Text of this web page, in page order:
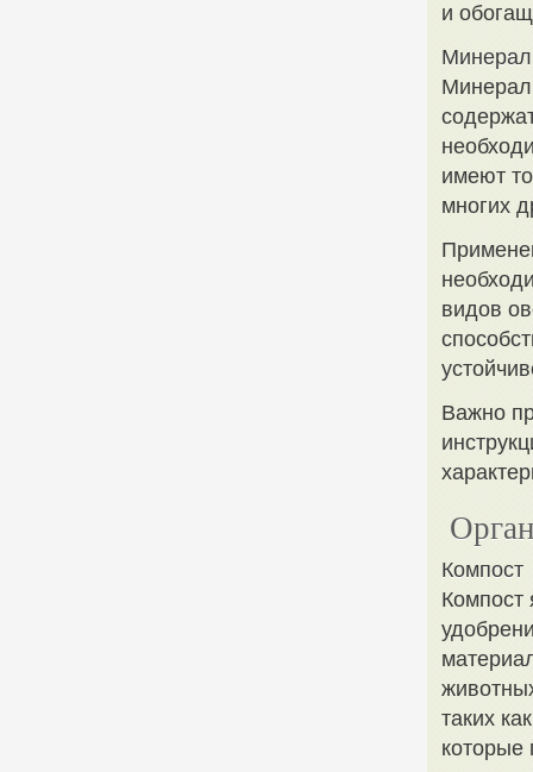
и
имеют
многих
видов
Важно
Компост
Компост
таких
которые